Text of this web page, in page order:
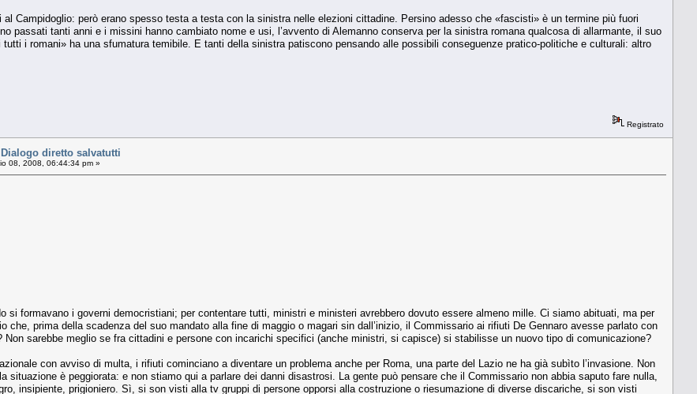
Campidoglio: però erano spesso testa a testa con la sinistra nelle elezioni cittadine. Persino adesso che «fascisti» è un termine più fuori
passati tanti anni e i missini hanno cambiato nome e usi, l’avvento di Alemanno conserva per la sinistra romana qualcosa di allarmante, il suo
i romani» ha una sfumatura temibile. E tanti della sinistra patiscono pensando alle possibili conseguenze pratico-politiche e culturali: altro
Registrato
Dialogo diretto salvatutti
08, 2008, 06:44:34 pm »
si formavano i governi democristiani; per contentare tutti, ministri e ministeri avrebbero dovuto essere almeno mille. Ci siamo abituati, ma per
che, prima della scadenza del suo mandato alla fine di maggio o magari sin dall’inizio, il Commissario ai rifiuti De Gennaro avesse parlato con
Non sarebbe meglio se fra cittadini e persone con incarichi specifici (anche ministri, si capisce) si stabilisse un nuovo tipo di comunicazione?
con avviso di multa, i rifiuti cominciano a diventare un problema anche per Roma, una parte del Lazio ne ha già subìto l’invasione. Non
situazione è peggiorata: e non stiamo qui a parlare dei danni disastrosi. La gente può pensare che il Commissario non abbia saputo fare nulla,
insipiente, prigioniero. Sì, si son visti alla tv gruppi di persone opporsi alla costruzione o riesumazione di diverse discariche, si son visti